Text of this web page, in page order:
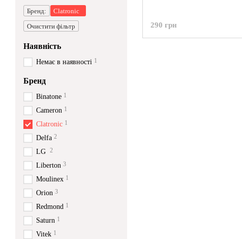
290 грн
Бренд:
Clatronic
Очистити фільтр
Наявність
Немає в наявності 1
Бренд
Binatone 1
Cameron 1
Clatronic 1
Delfa 2
LG 2
Liberton 3
Moulinex 1
Orion 3
Redmond 1
Saturn 1
Vitek 1